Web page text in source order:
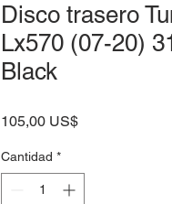
Disco trasero
Lx570 (07-20)
Black
105,00 US$Precio
Cantidad *